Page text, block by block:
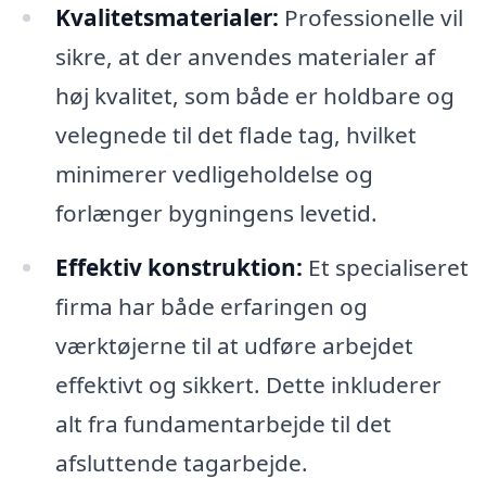
Kvalitetsmaterialer: Professionelle vil
sikre, at der anvendes materialer af
høj kvalitet, som både er holdbare og
velegnede til det flade tag, hvilket
minimerer vedligeholdelse og
forlænger bygningens levetid.
Effektiv konstruktion: Et specialiseret
firma har både erfaringen og
værktøjerne til at udføre arbejdet
effektivt og sikkert. Dette inkluderer
alt fra fundamentarbejde til det
afsluttende tagarbejde.